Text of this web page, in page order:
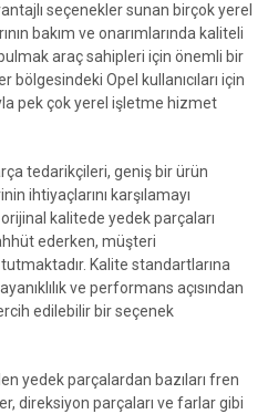
seçenekler sunan birçok yerel
bakım ve onarımlarında kaliteli
araç sahipleri için önemli bir
bölgesindeki Opel kullanıcıları için
pek çok yerel işletme hizmet
tedarikçileri, geniş bir ürün
ihtiyaçlarını karşılamayı
kalitede yedek parçaları
ederken, müşteri
Kalite standartlarına
ve performans açısından
edilebilir bir seçenek
yedek parçalardan bazıları fren
direksiyon parçaları ve farlar gibi